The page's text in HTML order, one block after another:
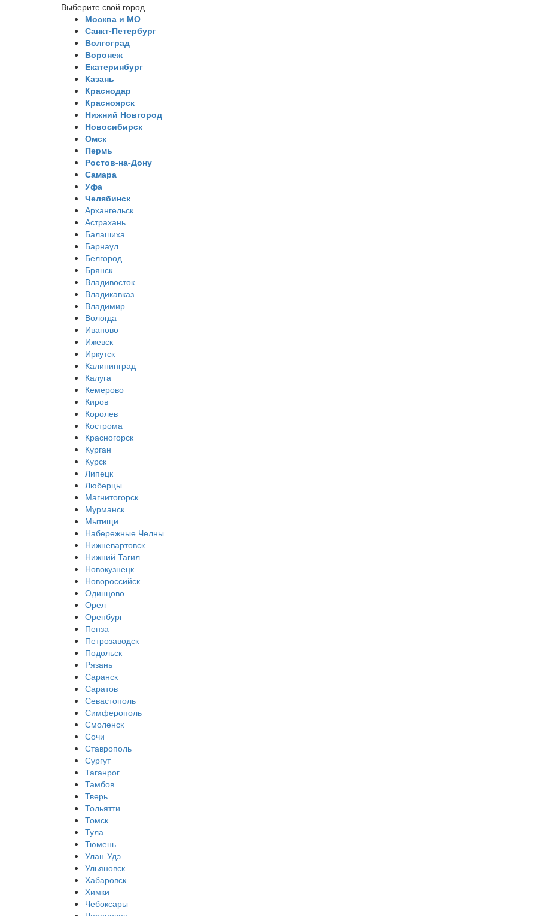
Выберите свой город
Москва и МО
Санкт-Петербург
Волгоград
Воронеж
Екатеринбург
Казань
Краснодар
Красноярск
Нижний Новгород
Новосибирск
Омск
Пермь
Ростов-на-Дону
Самара
Уфа
Челябинск
Архангельск
Астрахань
Балашиха
Барнаул
Белгород
Брянск
Владивосток
Владикавказ
Владимир
Вологда
Иваново
Ижевск
Иркутск
Калининград
Калуга
Кемерово
Киров
Королев
Кострома
Красногорск
Курган
Курск
Липецк
Люберцы
Магнитогорск
Мурманск
Мытищи
Набережные Челны
Нижневартовск
Нижний Тагил
Новокузнецк
Новороссийск
Одинцово
Орел
Оренбург
Пенза
Петрозаводск
Подольск
Рязань
Саранск
Саратов
Севастополь
Симферополь
Смоленск
Сочи
Ставрополь
Сургут
Таганрог
Тамбов
Тверь
Тольятти
Томск
Тула
Тюмень
Улан-Удэ
Ульяновск
Хабаровск
Химки
Чебоксары